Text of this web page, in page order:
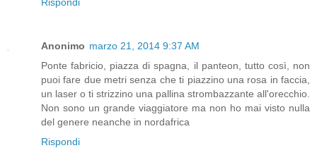
Anonimo marzo 21, 2014 9:37 AM
Ponte fabricio, piazza di spagna, il panteon, tutto così, non
puoi fare due metri senza che ti piazzino una rosa in faccia,
un laser o ti strizzino una pallina strombazzante all'orecchio.
Non sono un grande viaggiatore ma non ho mai visto nulla
del genere neanche in nordafrica
Rispondi